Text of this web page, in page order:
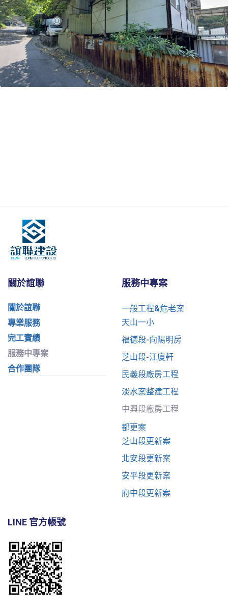
關於誼聯
關於誼聯
專業服務
完工實績
服務中專案
合作團隊
服務中專案
一般工程&危老案
天山一小
福德段-向陽明房
芝山段-江廈軒
民義段廠房工程
淡水案整建工程
中興段廠房工程
都更案
芝山段更新案
北安段更新案
安平段更新案
府中段更新案
LINE 官方帳號